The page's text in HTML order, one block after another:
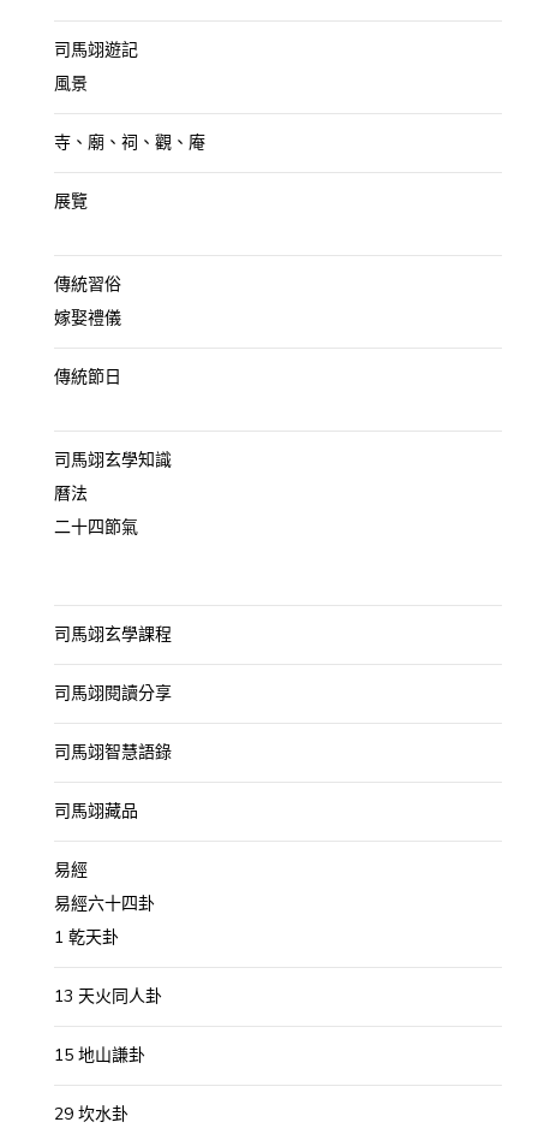
司馬翊遊記
風景
寺、廟、祠、觀、庵
展覽
傳統習俗
嫁娶禮儀
傳統節日
司馬翊玄學知識
曆法
二十四節氣
司馬翊玄學課程
司馬翊閱讀分享
司馬翊智慧語錄
司馬翊藏品
易經
易經六十四卦
1 乾天卦
13 天火同人卦
15 地山謙卦
29 坎水卦